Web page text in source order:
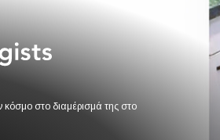
κόσμο στο διαμέρισμά της στο